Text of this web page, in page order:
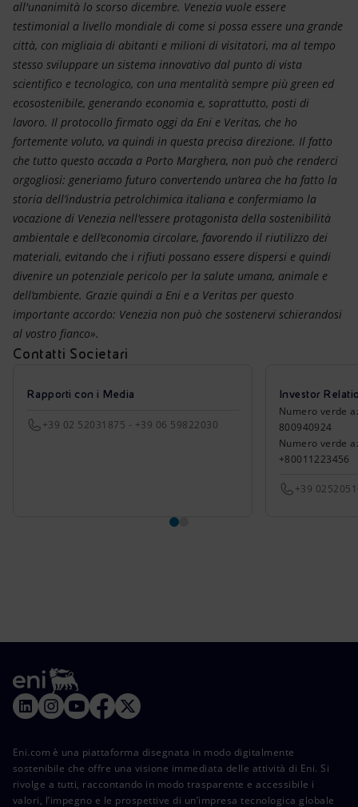
all'unanimità lo scorso dicembre. Venezia vuole essere
testimonial a livello mondiale di come si possa essere una grande
città, con migliaia di abitanti e milioni di visitatori, ma al tempo
stesso sviluppare un sistema innovativo dal punto di vista
scientifico e tecnologico, con una mentalità sempre più green ed
ecosostenibile, generando economia e, soprattutto, posti di
lavoro. Il protocollo firmato oggi da Eni e Veritas, che ho
fortemente voluto, va quindi in questa precisa direzione. Il fatto
che tutto questo accada a Porto Marghera, non può che renderci
orgogliosi: generiamo futuro convertendo un’area che ha fatto la
storia dell’industria petrolchimica italiana e confermiamo la
vocazione di Venezia nell'essere protagonista della sostenibilità
ambientale e dell’economia circolare, favorendo il riutilizzo dei
materiali, evitando che i rifiuti possano essere dispersi e quindi
divenire un potenziale pericolo per la salute umana, animale e
dell’ambiente. Grazie quindi a Eni e a Veritas per questo
importante accordo: Venezia non può che sostenervi schierandosi
al vostro fianco».
Contatti Societari
Rapporti con i Media
+39 02 52031875 - +39 06 59822030
Investor
Numero verde
800940924
Numero verde
+80011223456
+39
Eni.com è una piattaforma disegnata in modo digitalmente
sostenibile che offre una visione immediata delle attività di Eni. Si
rivolge a tutti, raccontando in modo trasparente e accessibile i
valori, l’impegno e le prospettive di un’impresa tecnologica globale